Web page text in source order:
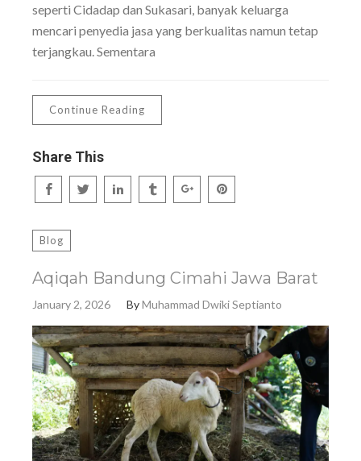
seperti Cidadap dan Sukasari, banyak keluarga
mencari penyedia jasa yang berkualitas namun tetap
terjangkau. Sementara
Continue Reading
Share This
Blog
Aqiqah Bandung Cimahi Jawa Barat
January 2, 2026 ByMuhammad Dwiki Septianto